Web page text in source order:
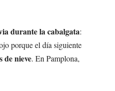
durante la cabalgata:
porque el día siguiente
de nieve. En Pamplona,